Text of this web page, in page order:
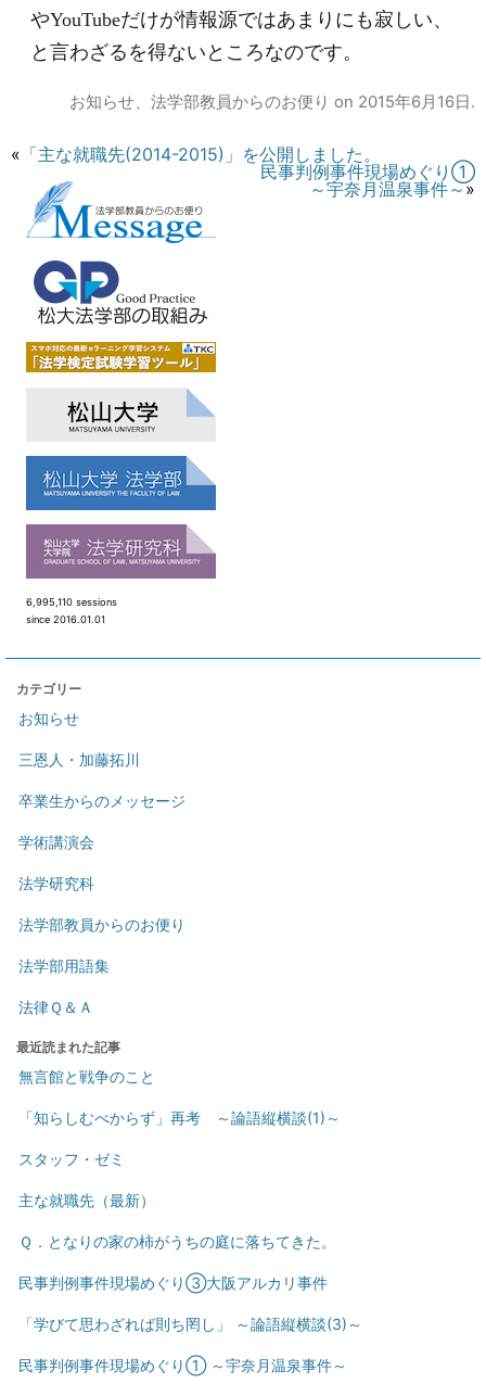
やYouTubeだけが情報源ではあまりにも寂しい、
と言わざるを得ないところなのです。
お知らせ、 法学部教員からのお便り on 2015年6月16日.
« 「主な就職先(2014-2015)」を公開しました。
民事判例事件現場めぐり①
～宇奈月温泉事件～»
6,995,110 sessions
since 2016.01.01
カテゴリー
お知らせ
三恩人・加藤拓川
卒業生からのメッセージ
学術講演会
法学研究科
法学部教員からのお便り
法学部用語集
法律Ｑ＆Ａ
最近読まれた記事
無言館と戦争のこと
「知らしむべからず」再考 ～論語縦横談(1)～
スタッフ・ゼミ
主な就職先（最新）
Ｑ．となりの家の柿がうちの庭に落ちてきた。
民事判例事件現場めぐり③大阪アルカリ事件
「学びて思わざれば則ち罔し」 ～論語縦横談(3)～
民事判例事件現場めぐり① ～宇奈月温泉事件～